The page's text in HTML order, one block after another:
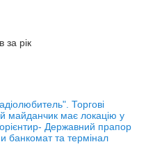
за рік
Торгові
майданчик має локацію у
Державний прапор
банкомат та термінал